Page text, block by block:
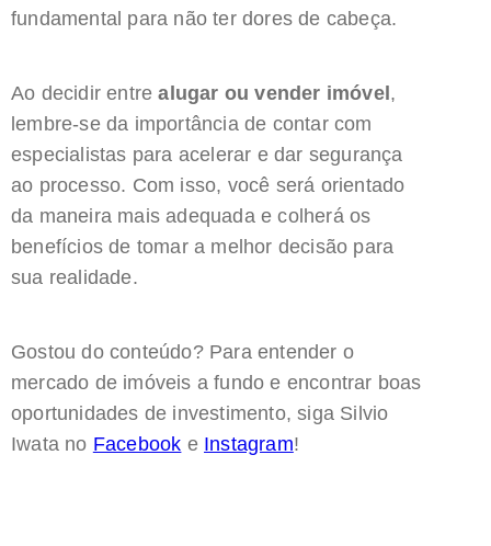
fundamental para não ter dores de cabeça.
Ao decidir entrealugar ou vender imóvel ,
lembre-se da importância de contar com
especialistas para acelerar e dar segurança
ao processo. Com isso, você será orientado
da maneira mais adequada e colherá os
benefícios de tomar a melhor decisão para
sua realidade.
Gostou do conteúdo? Para entender o
mercado de imóveis a fundo e encontrar boas
oportunidades de investimento, siga Silvio
Iwata no Facebook e Instagram!